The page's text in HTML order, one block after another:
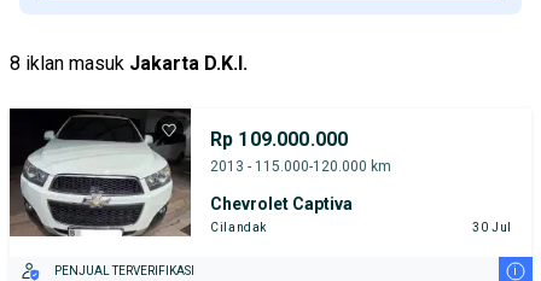
8 iklan masuk Jakarta D.K.I.
Rp 109.000.000
2013 - 115.000-120.000 km
Chevrolet Captiva
Cilandak 30 Jul
PENJUAL TERVERIFIKASI i